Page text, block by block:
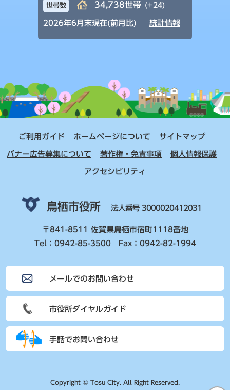
世帯数 34,738世帯 (+24)
2026年6月末現在(前月比) 統計情報
ご利用ガイド ホームページについて サイトマップ
バナー広告募集について 著作権・免責事項 個人情報保護
アクセシビリティ
鳥栖市役所 法人番号 3000020412031
〒841-8511 佐賀県鳥栖市宿町1118番地
Tel：0942-85-3500 Fax：0942-82-1994
メールでのお問い合わせ
市役所ダイヤルガイド
手話でお問い合わせ
Copyright © Tosu City. All Right Reserved.